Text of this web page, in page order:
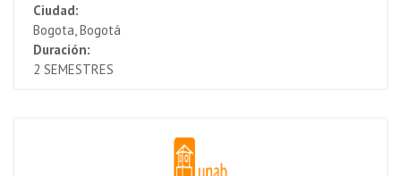
Ciudad:
Bogota, Bogotá
Duración:
2 SEMESTRES